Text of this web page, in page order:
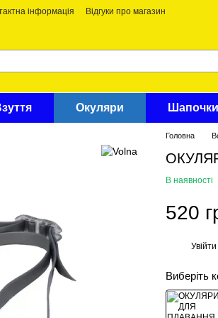
інформація Відгуки про магазин
Окуляри Шапочки
Головна
В наявності
520
Увійти
Виберіть